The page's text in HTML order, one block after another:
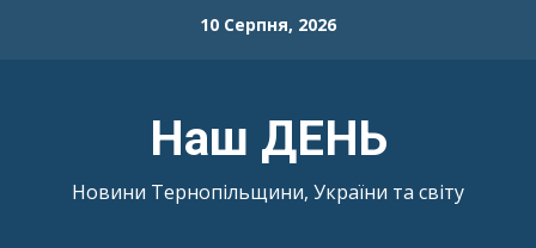
10 Серпня, 2026
Наш ДЕНЬ
Новини Тернопільщини, України та світу